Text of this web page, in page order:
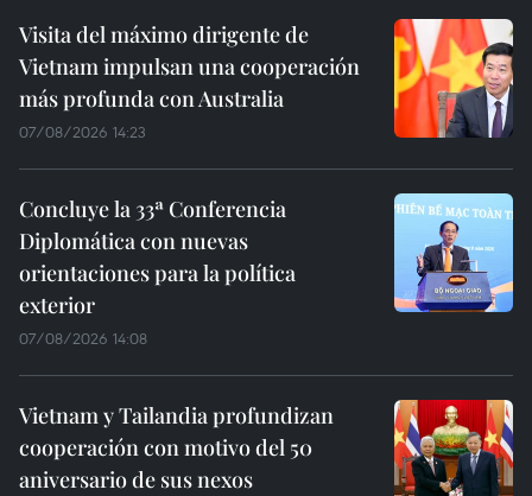
Visita del máximo dirigente de
Vietnam impulsan una cooperación
más profunda con Australia
07/08/2026 14:23
Concluye la 33ª Conferencia
Diplomática con nuevas
orientaciones para la política
exterior
07/08/2026 14:08
Vietnam y Tailandia profundizan
cooperación con motivo del 50
aniversario de sus nexos